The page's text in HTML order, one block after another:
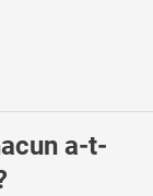
a-t-